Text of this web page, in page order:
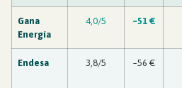
Gana
Energía
4,0/5 ~51 €
Endesa 3,8/5 ~56 €